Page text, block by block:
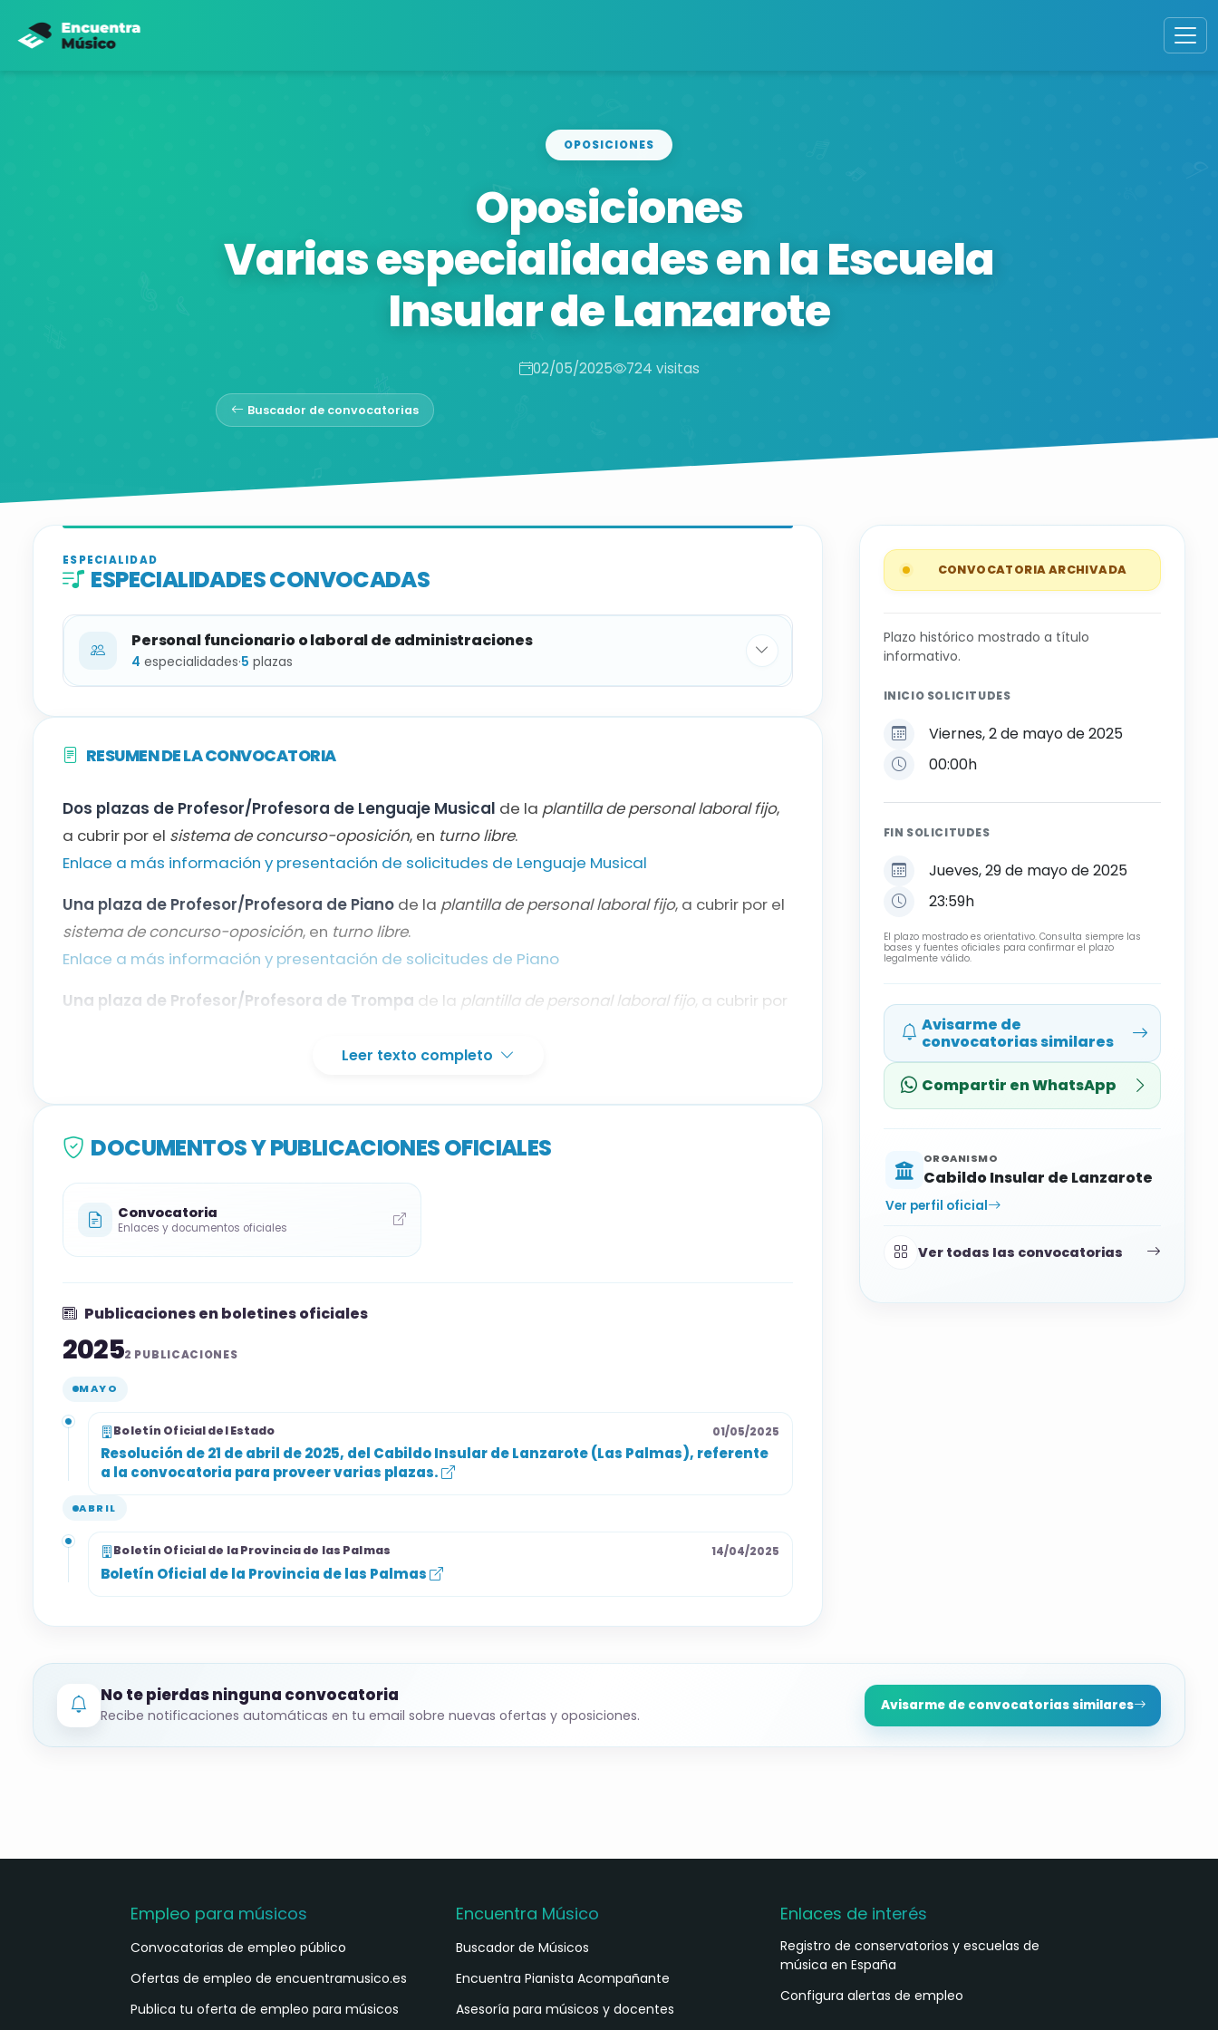
OPOSICIONES
Oposiciones
Varias especialidades en la Escuela
Insular de Lanzarote
02/05/2025 724 visitas
Buscador de convocatorias
ESPECIALIDAD
ESPECIALIDADES CONVOCADAS
Personal funcionario o laboral de administraciones
4 especialidades·5 plazas
Guitarra
Lenguaje musical 2
Piano
Trompa
RESUMEN DE LA CONVOCATORIA
Dos plazas de Profesor/Profesora de Lenguaje Musical de la plantilla de personal laboral fijo,
a cubrir por el sistema de concurso-oposición, en turno libre.
Enlace a más información y presentación de solicitudes de Lenguaje Musical
Una plaza de Profesor/Profesora de Piano de la plantilla de personal laboral fijo, a cubrir por el
sistema de concurso-oposición, en turno libre.
Enlace a más información y presentación de solicitudes de Piano
Una plaza de Profesor/Profesora de Trompa de la plantilla de personal laboral fijo , a cubrir por
Enlace a más información y presentación de solicitudes de Trompa
Enlace a más información y presentación de solicitudes de Guitarra y Timple
Leer texto completo
DOCUMENTOS Y PUBLICACIONES OFICIALES
Convocatoria
Enlaces y documentos oficiales
Publicaciones en boletines oficiales
20252 PUBLICACIONES
MAYO
01/05/2025
Boletín Oficial del Estado
Resolución de 21 de abril de 2025, del Cabildo Insular de Lanzarote (Las Palmas), referente
a la convocatoria para proveer varias plazas.
ABRIL
14/04/2025
Boletín Oficial de la Provincia de las Palmas
Boletín Oficial de la Provincia de las Palmas
CONVOCATORIA ARCHIVADA
Plazo histórico mostrado a título
informativo.
INICIO SOLICITUDES
Viernes, 2 de mayo de 2025
00:00h
FIN SOLICITUDES
Jueves, 29 de mayo de 2025
23:59h
El plazo mostrado es orientativo. Consulta siempre las
bases y fuentes oficiales para confirmar el plazo
legalmente válido.
Avisarme de
convocatorias similares
Compartir en WhatsApp
ORGANISMO
Cabildo Insular de Lanzarote
Ver perfil oficial
Ver todas las convocatorias
No te pierdas ninguna convocatoria
Recibe notificaciones automáticas en tu email sobre nuevas ofertas y oposiciones.
Avisarme de convocatorias similares
Empleo para músicos
Convocatorias de empleo público
Ofertas de empleo de encuentramusico.es
Publica tu oferta de empleo para músicos
Encuentra Músico
Buscador de Músicos
Encuentra Pianista Acompañante
Asesoría para músicos y docentes
Enlaces de interés
Registro de conservatorios y escuelas de
música en España
Configura alertas de empleo